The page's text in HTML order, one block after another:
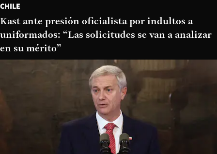
CHILE
Kast ante presión oficialista por indultos a
uniformados: “Las solicitudes se van a analizar
en su mérito”